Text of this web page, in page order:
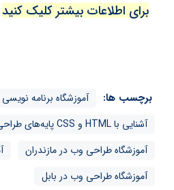
برای اطلاعات بیشتر کلیک کنید
برچسب ها:
آموزشگاه برنامه نویسی
آشنایی با HTML و CSS پایه‌های طراحی وب در بابل
آموزشگاه طراحی وب در مازندران
آموزشگاه طراحی وب در بابل